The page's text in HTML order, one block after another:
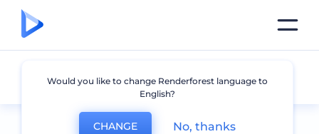
Путешествия
Would you like to change Renderforest language to
English?
CHANGE No, thanks